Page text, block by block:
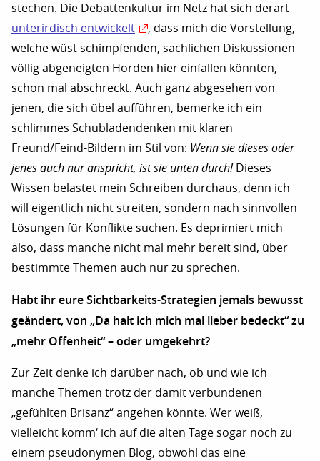
stechen. Die Debattenkultur im Netz hat sich derart
unterirdisch entwickelt
, dass mich die Vorstellung,
welche wüst schimpfenden, sachlichen Diskussionen
völlig abgeneigten Horden hier einfallen könnten,
schon mal abschreckt. Auch ganz abgesehen von
jenen, die sich übel aufführen, bemerke ich ein
schlimmes Schubladendenken mit klaren
Freund/Feind-Bildern im Stil von: Wenn sie dieses oder
jenes auch nur anspricht, ist sie unten durch!Dieses
Wissen belastet mein Schreiben durchaus, denn ich
will eigentlich nicht streiten, sondern nach sinnvollen
Lösungen für Konflikte suchen. Es deprimiert mich
also, dass manche nicht mal mehr bereit sind, über
bestimmte Themen auch nur zu sprechen.
Habt ihr eure Sichtbarkeits-Strategien jemals bewusst
geändert, von „Da halt ich mich mal lieber bedeckt“ zu
„mehr Offenheit“ – oder umgekehrt?
Zur Zeit denke ich darüber nach, ob und wie ich
manche Themen trotz der damit verbundenen
„gefühlten Brisanz“ angehen könnte. Wer weiß,
vielleicht komm‘ ich auf die alten Tage sogar noch zu
einem pseudonymen Blog, obwohl das eine